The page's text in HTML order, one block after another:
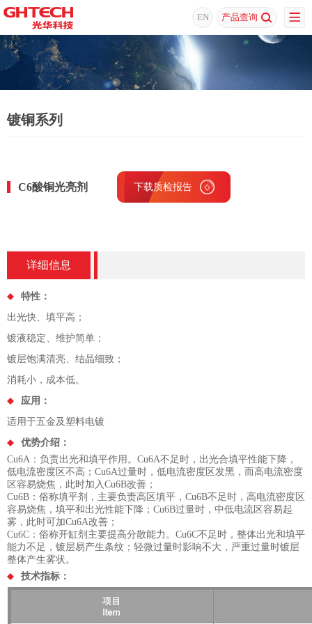
EN 产品查询
镀铜系列
C6酸铜光亮剂 下载质检报告
详细信息
特性：
出光快、填平高；
镀液稳定、维护简单；
镀层饱满清亮、结晶细致；
消耗小，成本低。
应用：
适用于五金及塑料电镀
优势介绍：
Cu6A：负责出光和填平作用。Cu6A不足时，出光合填平性能下降，
低电流密度区不高；Cu6A过量时，低电流密度区发黑，而高电流密度
区容易烧焦，此时加入Cu6B改善；
Cu6B：俗称填平剂，主要负责高区填平，Cu6B不足时，高电流密度区
容易烧焦，填平和出光性能下降；Cu6B过量时，中低电流区容易起
雾，此时可加Cu6A改善；
Cu6C：俗称开缸剂主要提高分散能力。Cu6C不足时，整体出光和填平
能力不足，镀层易产生条纹；轻微过量时影响不大，严重过量时镀层
整体产生雾状。
技术指标：